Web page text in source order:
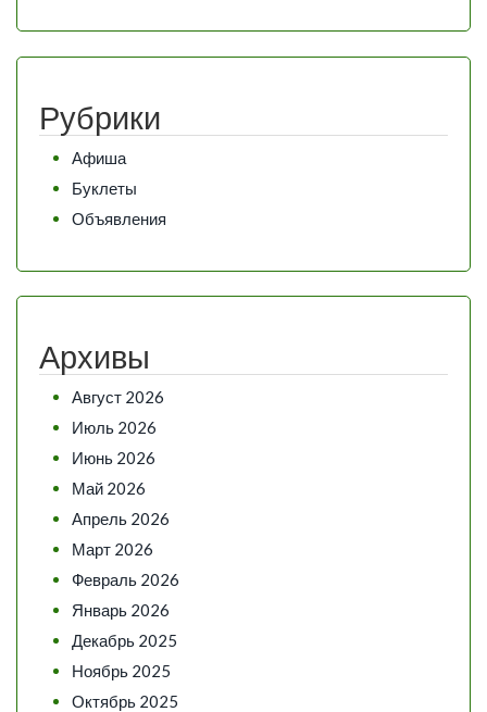
Рубрики
Афиша
Буклеты
Объявления
Архивы
Август 2026
Июль 2026
Июнь 2026
Май 2026
Апрель 2026
Март 2026
Февраль 2026
Январь 2026
Декабрь 2025
Ноябрь 2025
Октябрь 2025